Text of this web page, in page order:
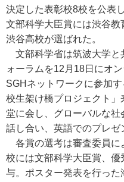
決定した表彰校8校を公表し
文部科学大臣賞には渋谷教
渋谷高校が選ばれた。
文部科学省は筑波大学と
ォーラムを12月18日にオ
SGHネットワークに参加
校生架け橋プロジェクト
堂に会し、グローバルな
話し合い、英語でのプレゼ
各賞の選考は審査委員に
校には文部科学大臣賞、
与。ポスター発表を行っ